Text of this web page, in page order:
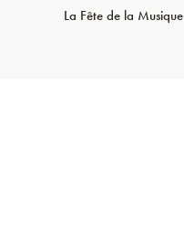
La Fête de la Musique